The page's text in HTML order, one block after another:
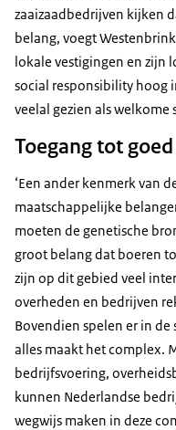
zaaizaadbedrijven kijken
belang, voegt
lokale vestigingen en zijn
social responsibility hoog
veelal gezien als welkome
Toegang tot
‘Een ander kenmerk van
maatschappelijke
moeten de genetische
groot belang dat boeren
zijn op dit gebied veel
overheden en bedrijven
Bovendien spelen er in
alles maakt het complex.
bedrijfsvoering,
kunnen Nederlandse
wegwijs maken in deze